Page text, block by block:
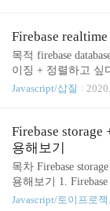
을 듣고... 연습 삼아
install -g) firebase-
있는 창으로 키셔야
를 초기화해줍니다
ase console 프로젝
Firebase
목적 firebase
이징 + 정렬하고 싶
이터들을 likes/
다. 하지만 정렬만
합니다. firebase
능을 따로 지원하
야 합니다. // group/
해서 정렬 export
Javascript/삽질
Firebase storage
용해보기
목차 Firebase
용해보기 1.
ebase from 'firebase/
Javascript/토이프로젝